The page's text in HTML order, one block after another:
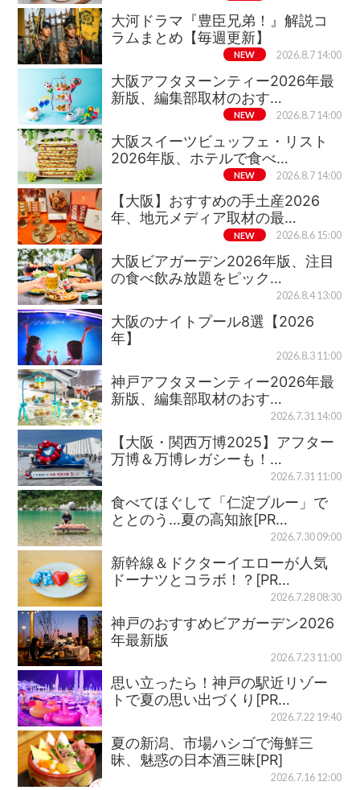
大河ドラマ『豊臣兄弟！』解説コ
ラムまとめ【毎週更新】
NEW 2026.8.7 14:00
大阪アフタヌーンティー2026年最
新版、編集部取材のおす…
NEW 2026.8.7 14:00
大阪スイーツビュッフェ・リスト
2026年版、ホテルで食べ…
NEW 2026.8.7 14:00
【大阪】おすすめの手土産2026
年、地元メディア取材の最…
NEW 2026.8.6 15:00
大阪ビアガーデン2026年版、注目
の食べ飲み放題をピック…
2026.8.4 13:00
大阪のナイトプール8選【2026
年】
2026.8.3 11:00
神戸アフタヌーンティー2026年最
新版、編集部取材のおす…
2026.7.31 14:00
【大阪・関西万博2025】アフター
万博＆万博レガシーも！…
2026.7.31 11:00
食べてほぐして「仁淀ブルー」で
ととのう…夏の高知旅[PR…
2026.7.30 09:00
新幹線＆ドクターイエローが人気
ドーナツとコラボ！？[PR…
2026.7.28 08:30
神戸のおすすめビアガーデン2026
年最新版
2026.7.23 11:00
思い立ったら！神戸の駅近リゾー
トで夏の思い出づくり[PR…
2026.7.22 19:40
夏の新潟、市場ハシゴで海鮮三
昧、魅惑の日本酒三昧[PR]
2026.7.16 12:00